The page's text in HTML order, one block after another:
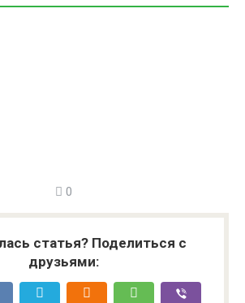
0
статья? Поделиться с
друзьями: